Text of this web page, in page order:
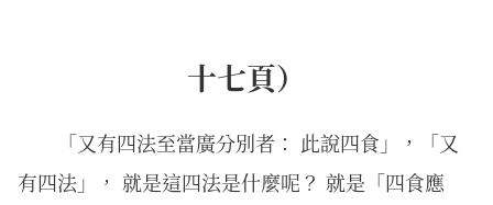
十七頁）
「又有四法至當廣分別者： 此說四食」，「又
有四法」， 就是這四法是什麼呢？ 就是「四食應